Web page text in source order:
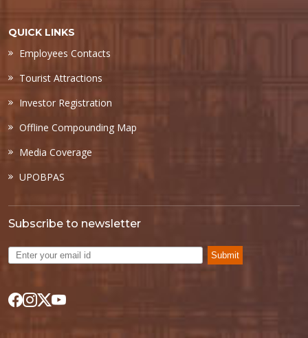
QUICK LINKS
Employees Contacts
Tourist Attractions
Investor Registration
Offline Compounding Map
Media Coverage
UPOBPAS
Subscribe to newsletter
Submit